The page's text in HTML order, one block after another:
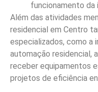
funcionamento
Além das atividades
residencial em Centro
especializados, como a
automação residencial,
receber equipamentos
projetos de eficiência